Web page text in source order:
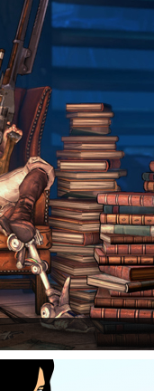
Hunt DLC a Borderlands 2